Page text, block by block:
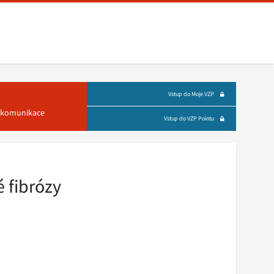
Vstup do Moje VZP
Vstup do VZP Pointu
fibrózy